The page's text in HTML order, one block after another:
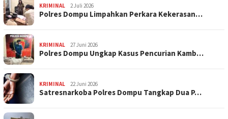
KRIMINAL 2 Juli 2026
Polres Dompu Limpahkan Perkara Kekerasan…
KRIMINAL 27 Juni 2026
Polres Dompu Ungkap Kasus Pencurian Kamb…
KRIMINAL 22 Juni 2026
Satresnarkoba Polres Dompu Tangkap Dua P…